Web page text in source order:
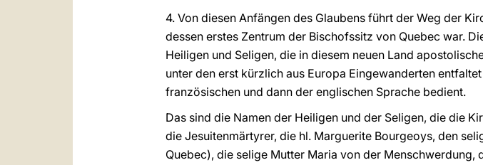
4. Von diesen Anfängen des Glaubens führt der Weg der
dessen erstes Zentrum der Bischofssitz von Quebec war.
Heiligen und Seligen, die in diesem neuen Land
unter den erst kürzlich aus Europa Eingewanderten
französischen und dann der englischen Sprache bedient.
Das sind die Namen der Heiligen und der Seligen, die die
die Jesuitenmärtyrer, die hl. Marguerite Bourgeoys, den
Quebec), die selige Mutter Maria von der